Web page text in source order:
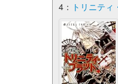
4： トリニテ